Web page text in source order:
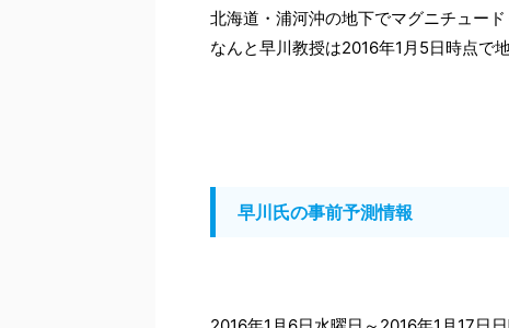
北海道・浦河沖の地下でマグニチュー
なんと早川教授は2016年1月5日時点で
早川氏の事前予測情報